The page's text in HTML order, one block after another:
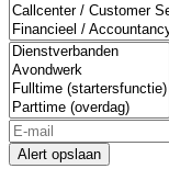
Alert opslaan